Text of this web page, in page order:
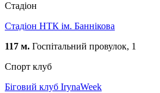
Стадіон
Стадіон НТК ім. Баннікова
117 м. Госпітальний провулок, 1
Спорт клуб
Біговий клуб IrynaWeek